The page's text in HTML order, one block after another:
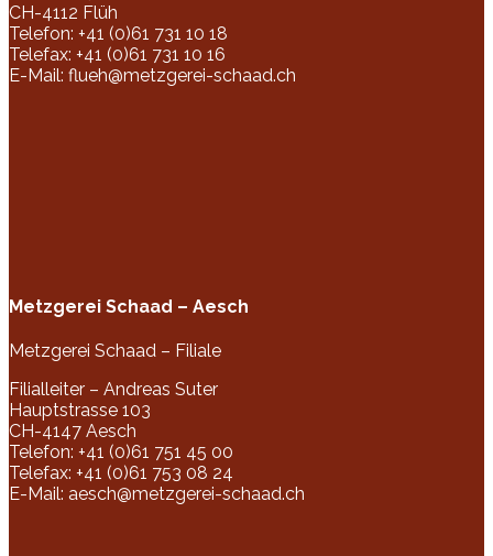
CH-4112 Flüh
Telefon: +41 (0)61 731 10 18
Telefax: +41 (0)61 731 10 16
E-Mail: flueh@metzgerei-schaad.ch
Metzgerei Schaad – Aesch
Metzgerei Schaad – Filiale
Filialleiter – Andreas Suter
Hauptstrasse 103
CH-4147 Aesch
Telefon: +41 (0)61 751 45 00
Telefax: +41 (0)61 753 08 24
E-Mail: aesch@metzgerei-schaad.ch